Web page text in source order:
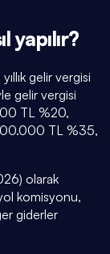
yapılır?
gelir vergisi
gelir vergisi
TL %20,
TL %35,
olarak
komisyonu,
giderler